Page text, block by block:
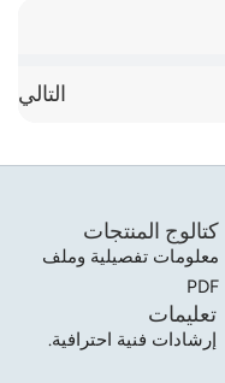
التالي
كتالوج المنتجات
معلومات تفصيلية وملف
PDF
تعليمات
إرشادات فنية احترافية.